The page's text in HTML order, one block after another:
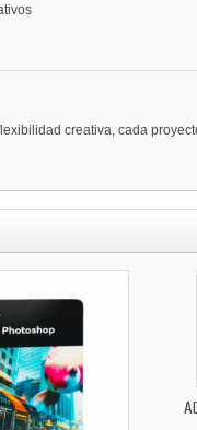
creativa, cada